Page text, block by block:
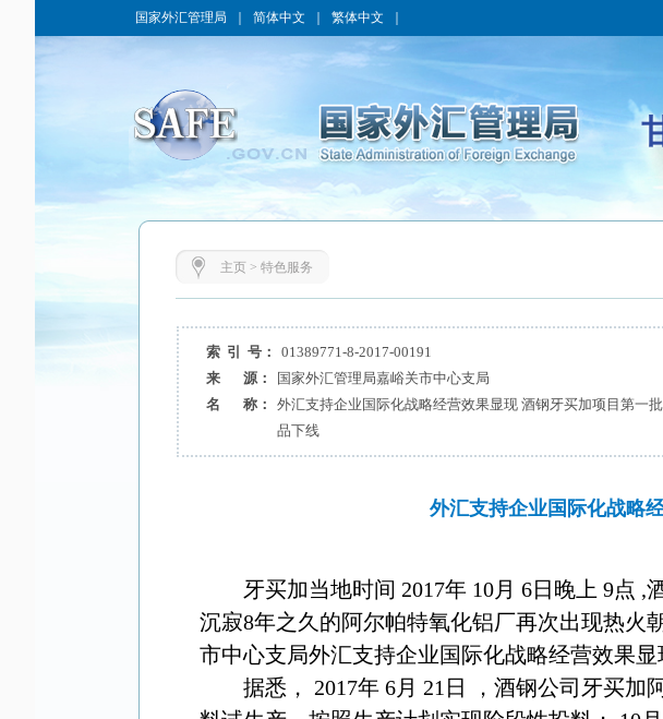
国家外汇管理局 简体中文 繁体中文
主页> 特色服务
索 引 号： 01389771-8-2017-00191
来 源：
国家外汇管理局嘉峪关市中心支局
名 称：
外汇支持企业国际化战略经营效果显现 酒钢牙买加项目第一
品下线
外汇支持企业国际化战略
牙买加当地时间 2017年 10月 6日晚上 9点 ,
沉寂8年之久的阿尔帕特氧化铝厂再次出现热火
市中心支局外汇支持企业国际化战略经营效果显
据悉， 2017年 6月 21 日 ，酒钢公司牙买加